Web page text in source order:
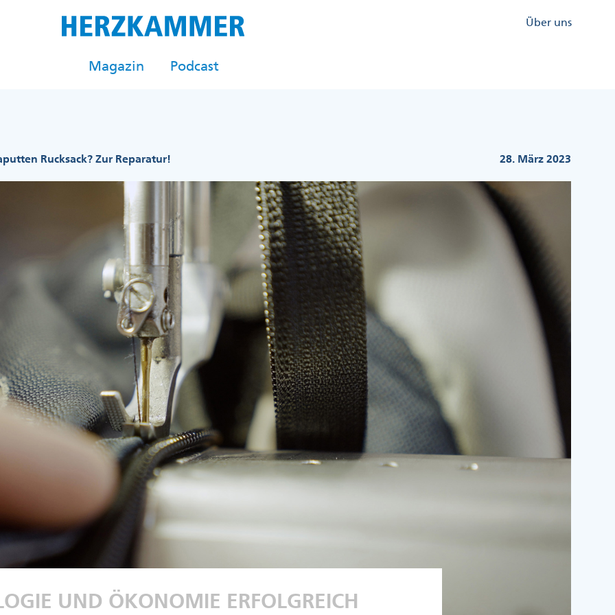
Kopfzeile
Über uns
Magazin Podcast
Rucksack? Zur Reparatur! 28. März 2023
UND ÖKONOMIE ERFOLGREICH